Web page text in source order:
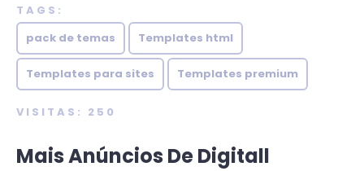
TAGS:
pack de temas
Templates html
Templates para sites Templates premium
VISITAS: 250
Mais Anúncios De Digitall